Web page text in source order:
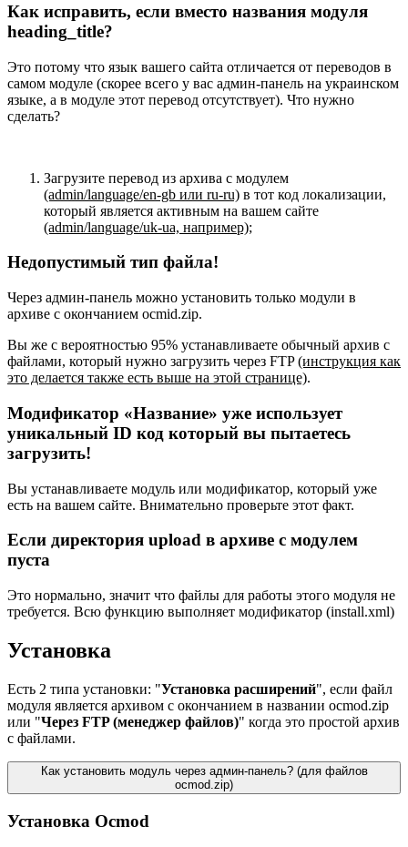
Как исправить, если вместо названия модуля
heading_title?
Это потому что язык вашего сайта отличается от переводов в
самом модуле (скорее всего у вас админ-панель на украинском
языке, а в модуле этот перевод отсутствует). Что нужно
сделать?
Загрузите перевод из архива с модулем
(admin/language/en-gb или ru-ru) в тот код локализации,
который является активным на вашем сайте
(admin/language/uk-ua, например);
Недопустимый тип файла!
Через админ-панель можно установить только модули в
архиве с окончанием ocmid.zip.
Вы же с вероятностью 95% устанавливаете обычный архив с
файлами, который нужно загрузить через FTP(инструкция как
это делается также есть выше на этой странице).
Модификатор «Название» уже использует
уникальный ID код который вы пытаетесь
загрузить!
Вы устанавливаете модуль или модификатор, который уже
есть на вашем сайте. Внимательно проверьте этот факт.
Если директория upload в архиве с модулем
пуста
Это нормально, значит что файлы для работы этого модуля не
требуется. Всю функцию выполняет модификатор (install.xml)
Установка
Есть 2 типа установки: "Установка расширений", если файл
модуля является архивом с окончанием в названии ocmod.zip
или "Через FTP (менеджер файлов)" когда это простой архив
с файлами.
Как установить модуль через админ-панель? (для файлов
ocmod.zip)
Установка Ocmod